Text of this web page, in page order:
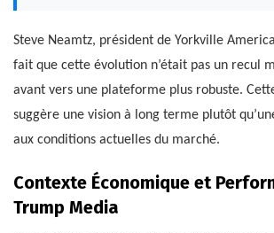
Steve Neamtz, président de Yorkville
fait que cette évolution n’était pas un recul
avant vers une plateforme plus robuste.
suggère une vision à long terme plutôt
aux conditions actuelles du marché.
Contexte Économique et
Trump Media